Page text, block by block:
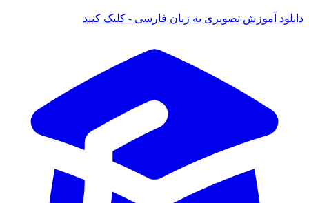
آموزش تصویری به زبان فارسی - کلیک کنید